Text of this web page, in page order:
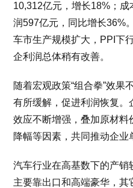
10,312亿元，增长18%；成
润597亿元，同比增长36%
车市生产规模扩大，PPI下
企利润总体稍有改善。
随着宏观政策“组合拳”效果
有所缓解，促进利润恢复。
效应不断增强，叠加原材料
降幅等因素，共同推动企业
汽车行业在高基数下的产销
主要靠出口和高端豪华，其